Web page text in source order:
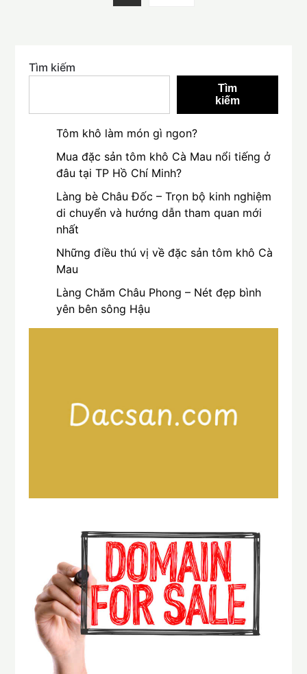
Tìm kiếm
Tìm
kiếm
Tôm khô làm món gì ngon?
Mua đặc sản tôm khô Cà Mau nổi tiếng ở
đâu tại TP Hồ Chí Minh?
Làng bè Châu Đốc – Trọn bộ kinh nghiệm
di chuyển và hướng dẫn tham quan mới
nhất
Những điều thú vị về đặc sản tôm khô Cà
Mau
Làng Chăm Châu Phong – Nét đẹp bình
yên bên sông Hậu